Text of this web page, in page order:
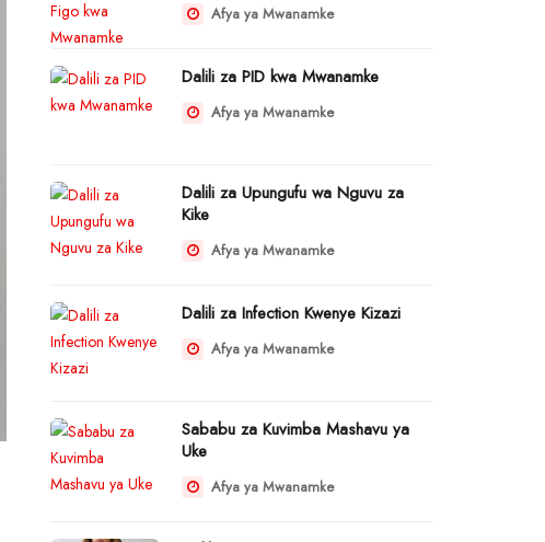
Afya ya Mwanamke
Dalili za PID kwa Mwanamke
Afya ya Mwanamke
Dalili za Upungufu wa Nguvu za
Kike
Afya ya Mwanamke
Dalili za Infection Kwenye Kizazi
Afya ya Mwanamke
Sababu za Kuvimba Mashavu ya
Uke
Afya ya Mwanamke